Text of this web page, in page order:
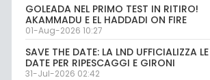
GOLEADA NEL PRIMO TEST IN RITIRO!
AKAMMADU E EL HADDADI ON FIRE
01-Aug-2026 10:27
SAVE THE DATE: LA LND UFFICIALIZZA LE
DATE PER RIPESCAGGI E GIRONI
31-Jul-2026 02:42